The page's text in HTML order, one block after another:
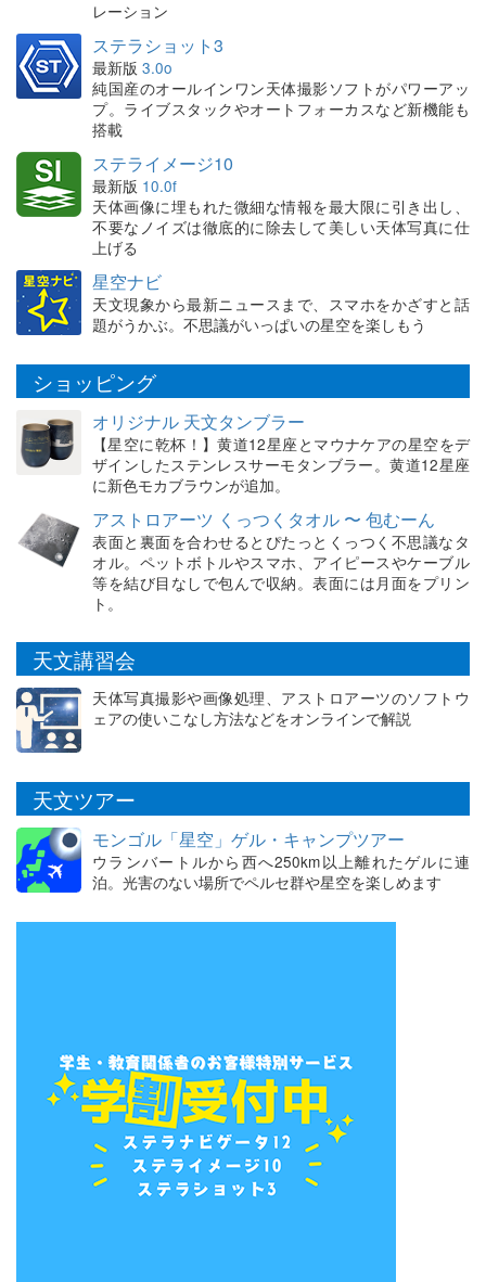
レーション
ステラショット3
最新版 3.0o
純国産のオールインワン天体撮影ソフトがパワーアッ
プ。ライブスタックやオートフォーカスなど新機能も
搭載
ステライメージ10
最新版 10.0f
天体画像に埋もれた微細な情報を最大限に引き出し、
不要なノイズは徹底的に除去して美しい天体写真に仕
上げる
星空ナビ
天文現象から最新ニュースまで、スマホをかざすと話
題がうかぶ。不思議がいっぱいの星空を楽しもう
ショッピング
オリジナル 天文タンブラー
【星空に乾杯！】黄道12星座とマウナケアの星空をデ
ザインしたステンレスサーモタンブラー。黄道12星座
に新色モカブラウンが追加。
アストロアーツ くっつくタオル 〜 包むーん
表面と裏面を合わせるとぴたっとくっつく不思議なタ
オル。ペットボトルやスマホ、アイピースやケーブル
等を結び目なしで包んで収納。表面には月面をプリン
ト。
天文講習会
天体写真撮影や画像処理、アストロアーツのソフトウ
ェアの使いこなし方法などをオンラインで解説
天文ツアー
モンゴル「星空」ゲル・キャンプツアー
ウランバートルから西へ250km以上離れたゲルに連
泊。光害のない場所でペルセ群や星空を楽しめます